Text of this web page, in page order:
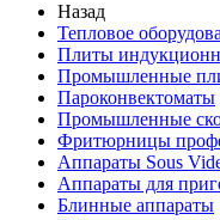
Назад
Тепловое
Плиты
Промышленные
Пароконвектоматы
Промышленные
Фритюрницы
Аппараты Sous
Аппараты для
Блинные аппараты